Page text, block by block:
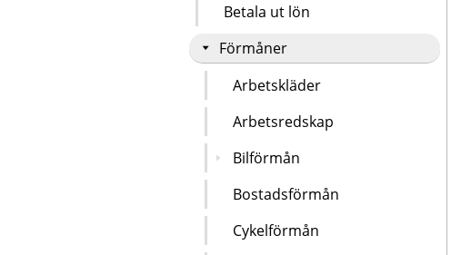
Betala ut lön
Förmåner
Arbetskläder
Arbetsredskap
Bilförmån
Bostadsförmån
Cykelförmån